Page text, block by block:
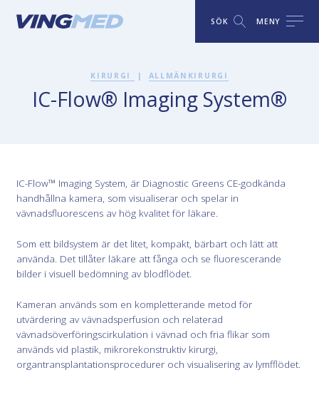
SÖK MENY
KIRURGI | ALLMÄNKIRURGI
IC-Flow® Imaging System®
IC-Flow™ Imaging System, är Diagnostic Greens CE-godkända
handhållna kamera, som visualiserar och spelar in
vävnadsfluorescens av hög kvalitet för läkare.
Som ett bildsystem är det litet, kompakt, bärbart och lätt att
använda. Det tillåter läkare att fånga och se fluorescerande
bilder i visuell bedömning av blodflödet.
Kameran används som en kompletterande metod för
utvärdering av vävnadsperfusion och relaterad
vävnadsöverföringscirkulation i vävnad och fria flikar som
används vid plastik, mikrorekonstruktiv kirurgi,
organtransplantationsprocedurer och visualisering av lymfflödet.